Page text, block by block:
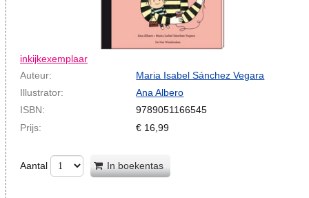
inkijkexemplaar
Auteur:
Maria Isabel Sánchez Vegara
Illustrator:
Ana Albero
ISBN:
9789051166545
Prijs:
€ 16,99
Aantal In boekentas